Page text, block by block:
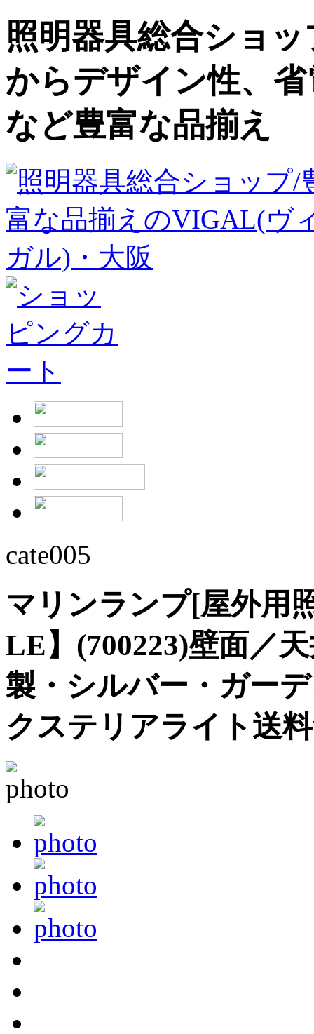
照明器具総合ショ
からデザイン性、
など豊富な品揃え
cate005
マリンランプ[屋外用
LE】(700223)壁面／
製・シルバー・ガー
クステリアライト送